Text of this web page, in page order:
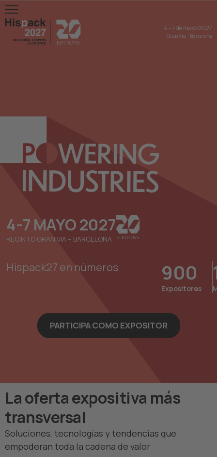
4 -7 de mayo 2027
Gran Via - Barcelona
4-7 MAYO 2027
RECINTO GRAN VIA – BARCELONA
Hispack27 en números
Expositores
900
PARTICIPA COMO EXPOSITOR
Laoferta expositiva más
transversal
Soluciones, tecnologías y tendencias que
empoderan toda la cadena de valor